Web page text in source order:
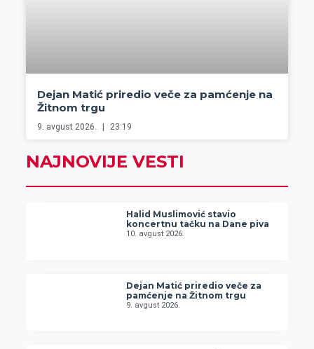
Dejan Matić priredio veče za pamćenje na
Žitnom trgu
9. avgust 2026. 23:19
NAJNOVIJE VESTI
Halid Muslimović stavio
koncertnu tačku na Dane piva
10. avgust 2026.
Dejan Matić priredio veče za
pamćenje na Žitnom trgu
9. avgust 2026.